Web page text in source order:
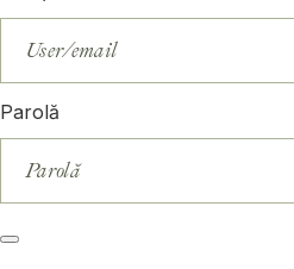
Parolă